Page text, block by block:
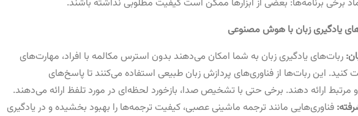
برخی برنامه‌ها: بعضی از ابزارها ممکن است کیفیت مطلوبی نداشته باشند.
یادگیری زبان با هوش مصنوعی
ربات‌های یادگیری زبان به شما امکان می‌دهند بدون استرس مکالمه با افراد، مهارت‌های
کنید. این ربات‌ها از فناوری‌های پردازش زبان طبیعی استفاده می‌کنند تا پاسخ‌های
ارائه دهند. برخی حتی با تشخیص صدا، بازخورد لحظه‌ای در مورد تلفظ ارائه می‌دهند.
فناوری‌هایی مانند ترجمه ماشینی عصبی، کیفیت ترجمه‌ها را بهبود بخشیده و در یادگیری